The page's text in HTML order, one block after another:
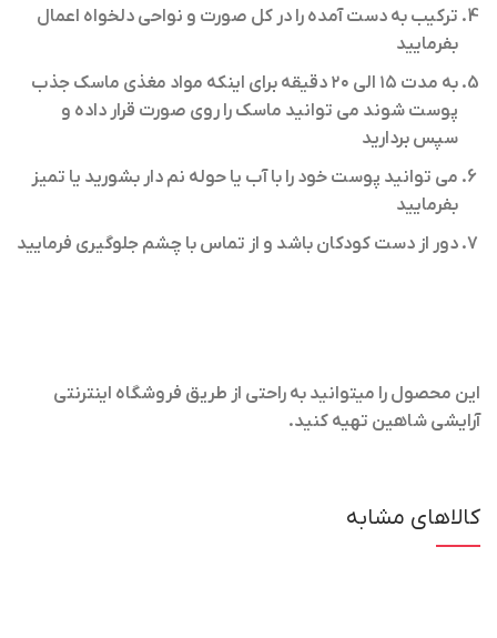
ترکیب به دست آمده را در کل صورت و نواحی دلخواه اعمال
بفرمایید
به مدت ۱۵ الی ۲۰ دقیقه برای اینکه مواد مغذی ماسک جذب
پوست شوند می توانید ماسک را روی صورت قرار داده و
سپس بردارید
می توانید پوست خود را با آب یا حوله نم دار بشورید یا تمیز
بفرمایید
دور از دست کودکان باشد و از تماس با چشم جلوگیری فرمایید
این محصول را میتوانید به راحتی از طریق فروشگاه اینترنتی
آرایشی شاهین تهیه کنید.
کالاهای مشابه